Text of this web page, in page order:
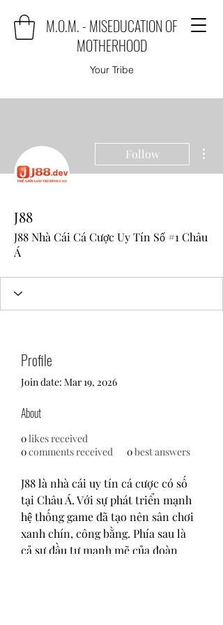
M.O.M. - MISEDUCATION OF
MOTHERHOOD
Your Tribe
Follow
J88
J88 Nhà Cái Cá Cược Uy Tín Số #1 Châu
Á
Profile
Join date: Mar 19, 2026
About
0likes received
0comments received 0best answers
J88 là nhà cái uy tín cá cược có số
tại Châu Á. Với sự phát triển mạnh
hệ thống game đã tạo nên sân chơi
xanh chín, công bằng. Phía sau là
cả sự đầu tư mạnh mẽ của đoàn